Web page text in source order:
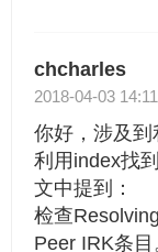
chcharles
2018-04-03 14:11
你好，涉及
利用index找
文中提到：
检查
Peer IRK条目